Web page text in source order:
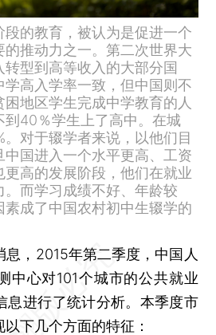
的教育，被认为是促进一个
推动力之一。第二次世界大
型到高等收入的大部分国
高入学率一致，但中国则不
地区学生完成中学教育的人
到40％学生上了高中。在城
对于辍学者来说，以他们目
国进入一个水平更高、工资
高的发展阶段，他们在就业
而学习成绩不好、年龄较
成了中国农村初中生辍学的
，2015年第二季度，中国人
中心对101个城市的公共就业
息进行了统计分析。本季度市
下几个方面的特征：